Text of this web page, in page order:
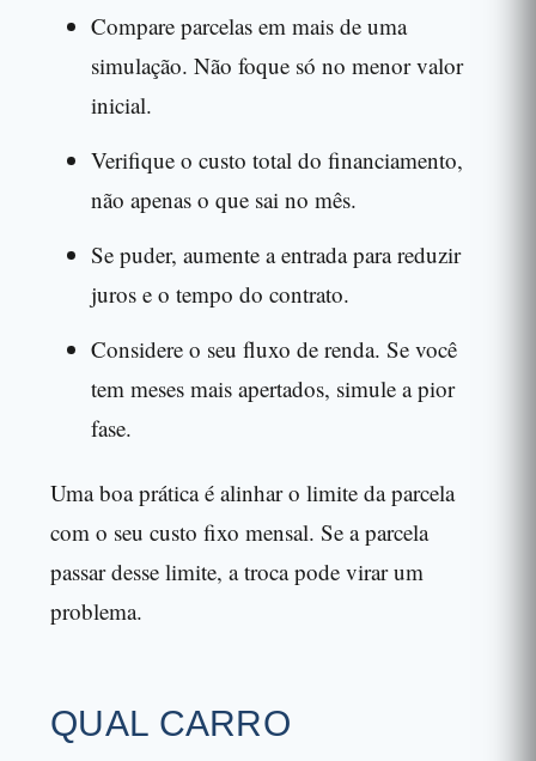
Compare parcelas em mais de uma
simulação. Não foque só no menor valor
inicial.
Verifique o custo total do financiamento,
não apenas o que sai no mês.
Se puder, aumente a entrada para reduzir
juros e o tempo do contrato.
Considere o seu fluxo de renda. Se você
tem meses mais apertados, simule a pior
fase.
Uma boa prática é alinhar o limite da parcela
com o seu custo fixo mensal. Se a parcela
passar desse limite, a troca pode virar um
problema.
QUAL CARRO